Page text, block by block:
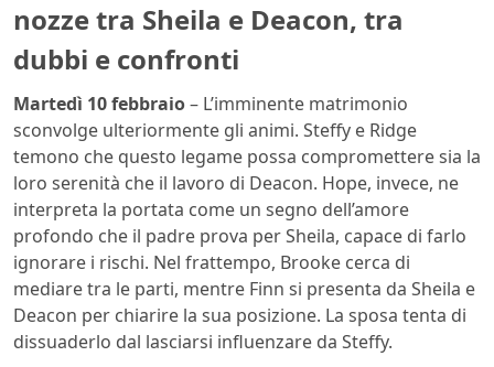
nozze tra Sheila e Deacon, tra
dubbi e confronti
Martedì 10 febbraio– L’imminente matrimonio
sconvolge ulteriormente gli animi. Steffy e Ridge
temono che questo legame possa compromettere sia la
loro serenità che il lavoro di Deacon. Hope, invece, ne
interpreta la portata come un segno dell’amore
profondo che il padre prova per Sheila, capace di farlo
ignorare i rischi. Nel frattempo, Brooke cerca di
mediare tra le parti, mentre Finn si presenta da Sheila e
Deacon per chiarire la sua posizione. La sposa tenta di
dissuaderlo dal lasciarsi influenzare da Steffy.